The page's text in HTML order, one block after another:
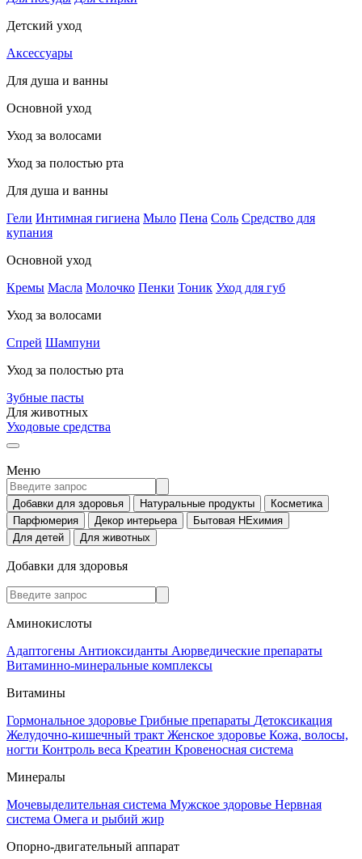
Детский уход
Аксессуары
Для душа и ванны
Основной уход
Уход за волосами
Уход за полостью рта
Для душа и ванны
Гели Интимная гигиена Мыло Пена Соль Средство для
купания
Основной уход
Кремы Масла Молочко Пенки Тоник Уход для губ
Уход за волосами
Спрей Шампуни
Уход за полостью рта
Зубные пасты
Для животных
Уходовые средства
Меню
Добавки для здоровья Натуральные продукты
Косметика
Парфюмерия
Декор интерьера
Бытовая НЕхимия
Для детей
Для животных
Добавки для здоровья
Аминокислоты
Адаптогены Антиоксиданты Аюрведические препараты
Витаминно-минеральные комплексы
Витамины
Гормональное здоровье Грибные препараты Детоксикация
Желудочно-кишечный тракт Женское здоровье Кожа, волосы,
ногти Контроль веса Креатин Кровеносная система
Минералы
Мочевыделительная система Мужское здоровье Нервная
система Омега и рыбий жир
Опорно-двигательный аппарат